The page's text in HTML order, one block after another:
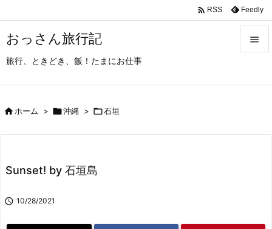
おっさん旅行記
旅行、ときどき、飯！たまにお仕事

 RSS Feedly
ホーム > 沖縄 > 石垣
Sunset! by 石垣島
 10/28/2021